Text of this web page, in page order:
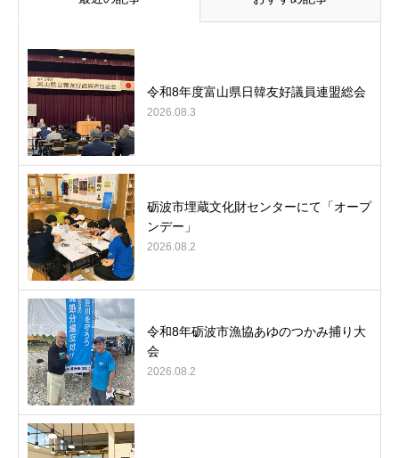
令和8年度富山県日韓友好議員連盟総会
2026.08.3
砺波市埋蔵文化財センターにて「オープ
ンデー」
2026.08.2
令和8年砺波市漁協あゆのつかみ捕り大
会
2026.08.2